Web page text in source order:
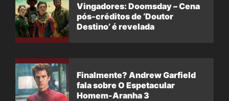
Vingadores: Doomsday – Cena
pós-créditos de ‘Doutor
Destino’ é revelada
Finalmente? Andrew Garfield
fala sobre O Espetacular
Homem-Aranha 3